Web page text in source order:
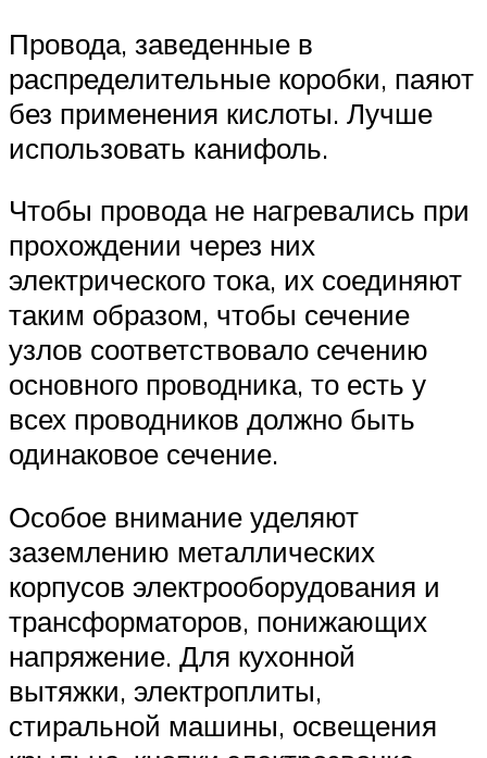
Провода, заведенные в
распределительные коробки, паяют
без применения кислоты. Лучше
использовать канифоль.
Чтобы провода не нагревались при
прохождении через них
электрического тока, их соединяют
таким образом, чтобы сечение
узлов соответствовало сечению
основного проводника, то есть у
всех проводников должно быть
одинаковое сечение.
Особое внимание уделяют
заземлению металлических
корпусов электрооборудования и
трансформаторов, понижающих
напряжение. Для кухонной
вытяжки, электроплиты,
стиральной машины, освещения